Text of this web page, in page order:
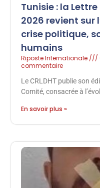
Tunisie : la
2026 revient sur
crise politique,
humains
Riposte Internationale
commentaire
Le CRLDHT publie son
Comité, consacrée à
En savoir plus »